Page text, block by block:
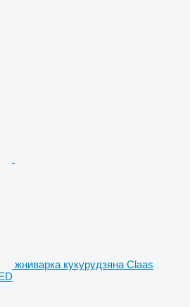
жниварка кукурудзяна Claas